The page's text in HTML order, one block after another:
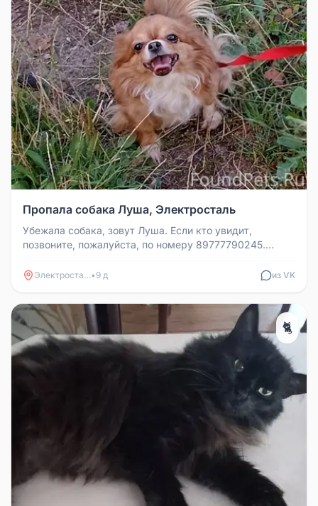
Пропала собака Луша, Электросталь
Убежала собака, зовут Луша. Если кто увидит,
позвоните, пожалуйста, по номеру 89777790245.
Электросталь• 9 д из VK
🐈